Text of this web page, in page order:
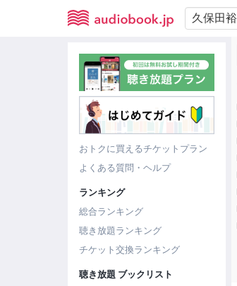
おトクに買えるチケットプラン
よくある質問・ヘルプ
ランキング
総合ランキング
聴き放題ランキング
チケット交換ランキング
聴き放題 ブックリスト